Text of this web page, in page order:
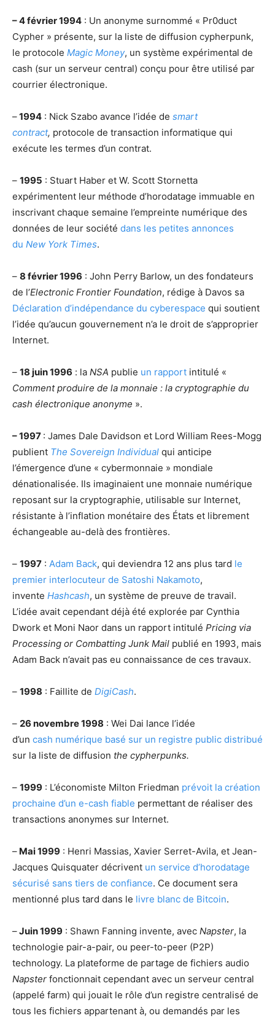
– 4 février 1994 : Un anonyme surnommé « Pr0duct
Cypher » présente, sur la liste de diffusion cypherpunk,
le protocole Magic Money, un système expérimental de
cash (sur un serveur central) conçu pour être utilisé par
courrier électronique.
–1994 : Nick Szabo avance l’idée de smart
contract, protocole de transaction informatique qui
exécute les termes d’un contrat.
– 1995 : Stuart Haber et W. Scott Stornetta
expérimentent leur méthode d’horodatage immuable en
inscrivant chaque semaine l’empreinte numérique des
données de leur société dans les petites annonces
du New York Times.
– 8 février 1996 : John Perry Barlow, un des fondateurs
de l’Electronic Frontier Foundation, rédige à Davos sa
Déclaration d’indépendance du cyberespace qui soutient
l’idée qu’aucun gouvernement n’a le droit de s’approprier
Internet.
– 18 juin 1996 : la NSA publie un rapport intitulé «
Comment produire de la monnaie : la cryptographie du
cash électronique anonyme ».
– 1997 : James Dale Davidson et Lord William Rees-Mogg
publient The Sovereign Individual qui anticipe
l’émergence d’une « cybermonnaie » mondiale
dénationalisée. Ils imaginaient une monnaie numérique
reposant sur la cryptographie, utilisable sur Internet,
résistante à l’inflation monétaire des États et librement
échangeable au-delà des frontières.
– 1997 : Adam Back, qui deviendra 12 ans plus tard le
premier interlocuteur de Satoshi Nakamoto,
invente Hashcash, un système de preuve de travail.
L’idée avait cependant déjà été explorée par Cynthia
Dwork et Moni Naor dans un rapport intitulé Pricing via
Processing or Combatting Junk Mail publié en 1993, mais
Adam Back n’avait pas eu connaissance de ces travaux.
– 1998 : Faillite de DigiCash.
– 26 novembre 1998 : Wei Dai lance l’idée
d’un cash numérique basé sur un registre public distribué
sur la liste de diffusion the cypherpunks.
– 1999 : L’économiste Milton Friedman prévoit la création
prochaine d’un e-cash fiable permettant de réaliser des
transactions anonymes sur Internet.
– Mai 1999 : Henri Massias, Xavier Serret-Avila, et Jean-
Jacques Quisquater décrivent un service d’horodatage
sécurisé sans tiers de confiance. Ce document sera
mentionné plus tard dans le livre blanc de Bitcoin.
–Juin 1999 : Shawn Fanning invente, avec Napster, la
technologie pair-a-pair, ou peer-to-peer (P2P)
technology. La plateforme de partage de fichiers audio
Napster fonctionnait cependant avec un serveur central
(appelé farm) qui jouait le rôle d’un registre centralisé de
tous les fichiers appartenant à, ou demandés par les